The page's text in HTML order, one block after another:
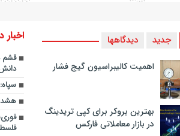
جدید دیدگاهها
اهمیت کالیبراسیون گیج فشار
بهترین بروکر برای کپی‌ تریدینگ
در بازار معاملاتی فارکس
قشم